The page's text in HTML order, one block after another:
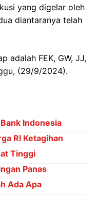
yang digelar oleh
diantaranya telah
adalah FEK, GW, JJ,
(29/9/2024).
Indonesia
RI Ketagihan
Tinggi
Panas
Ada Apa